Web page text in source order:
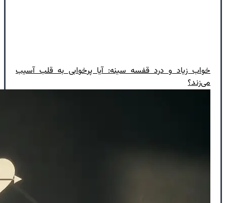
خواب زیاد و درد قفسه سینه: آیا پرخوابی به قلب آسیب
می‌زند؟